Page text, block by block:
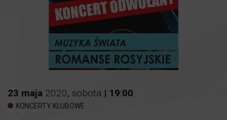
23 maja 2020, sobota | 19:00
KONCERTY KLUBOWE